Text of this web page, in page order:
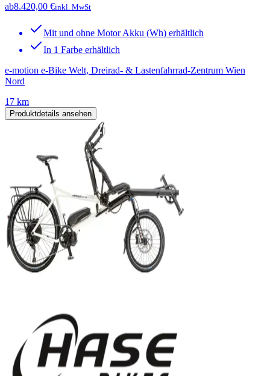
ab8.420,00 €inkl. MwSt
Mit und ohne Motor Akku (Wh) erhältlich
In 1 Farbe erhältlich
e-motion e-Bike Welt, Dreirad- & Lastenfahrrad-Zentrum Wien
Nord
17 km
Produktdetails ansehen